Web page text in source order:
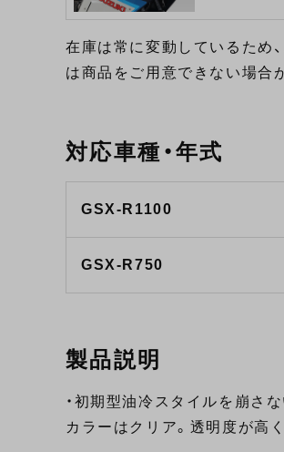
在庫は常に変動しているため
は商品をご用意できない場合
対応車種・年式
GSX-R1100
GSX-R750
製品説明
・初期型油冷スタイルを崩さ
カラーはクリア。透明度が高